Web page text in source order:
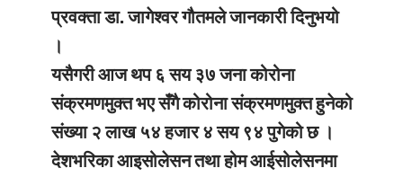
प्रवक्ता डा. जागेश्वर गौतमले जानकारी दिनुभयो
।
यसैगरी आज थप ६ सय ३७ जना कोरोना
संक्रमणमुक्त भए सँगै कोरोना संक्रमणमुक्त हुनेको
संख्या २ लाख ५४ हजार ४ सय ९४ पुगेको छ ।
देशभरिका आइसोलेसन तथा होम आईसोलेसनमा